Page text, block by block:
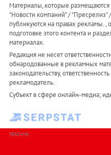
Материалы, которые размещаются
"Новости компаний" / "Пресрелиз"
публикуются на правах рекламы. ,
подготовке этого контента и
материалах.
Редакция не несет
обнародованные в рекламных
законодательству,
рекламодатель.
Субъект в сфере онлайн-медиа;
РЕКЛАМА